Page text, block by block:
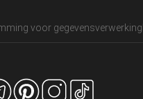
voor gegevensverwerking